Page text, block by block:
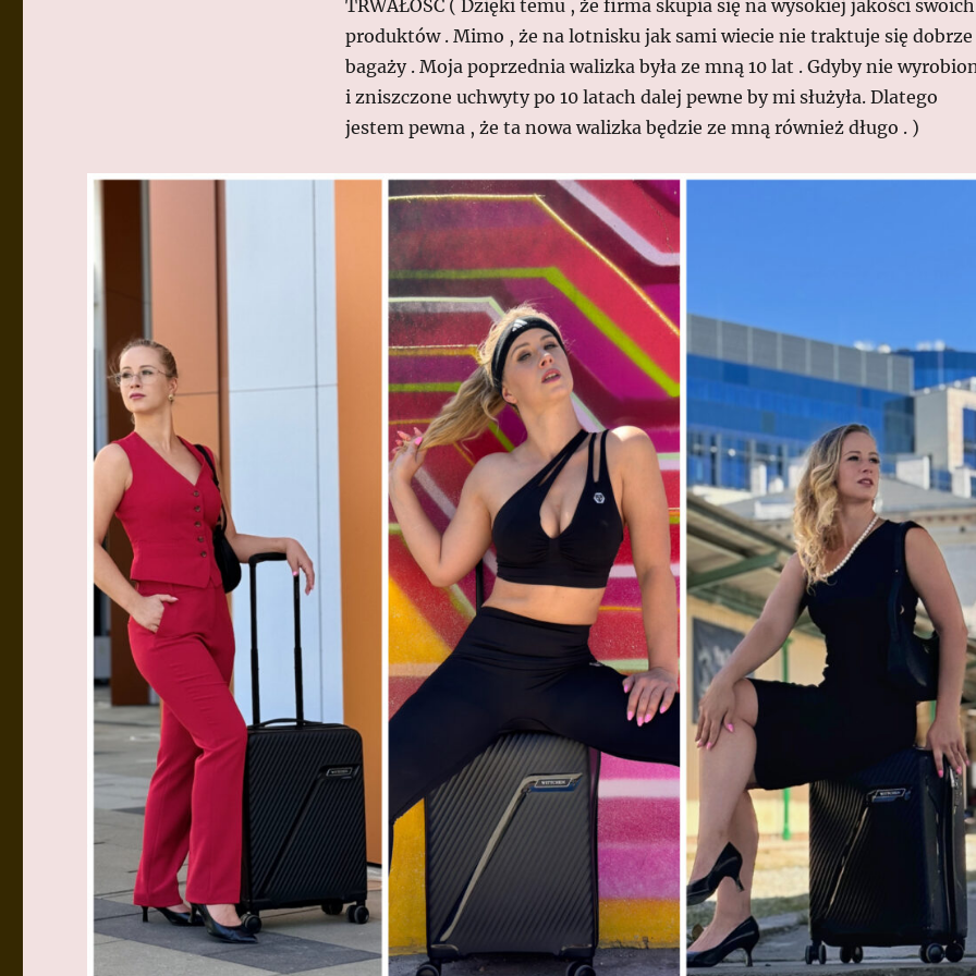
TRWAŁOŚĆ ( Dzięki temu , że firma skupia się na wysokiej jakości swoich
produktów . Mimo , że na lotnisku jak sami wiecie nie traktuje się dobrze
bagaży . Moja poprzednia walizka była ze mną 10 lat . Gdyby nie
i zniszczone uchwyty po 10 latach dalej pewne by mi służyła. Dlatego
jestem pewna , że ta nowa walizka będzie ze mną również długo . )